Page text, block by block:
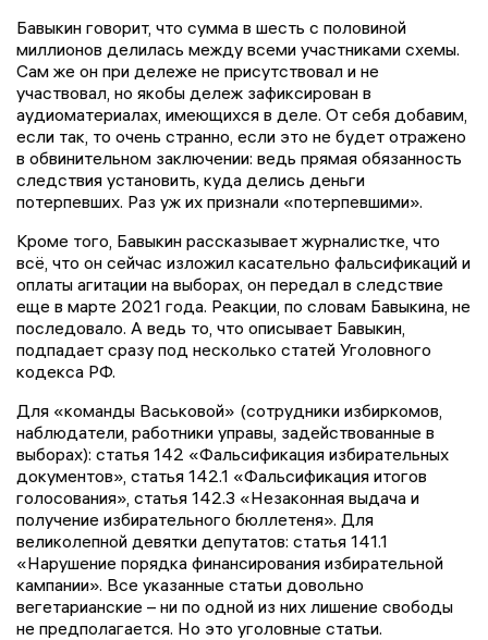
Бавыкин говорит, что сумма в шесть с половиной
миллионов делилась между всеми участниками схемы.
Сам же он при дележе не присутствовал и не
участвовал, но якобы дележ зафиксирован в
аудиоматериалах, имеющихся в деле. От себя добавим,
если так, то очень странно, если это не будет отражено
в обвинительном заключении: ведь прямая обязанность
следствия установить, куда делись деньги
потерпевших. Раз уж их признали «потерпевшими».
Кроме того, Бавыкин рассказывает журналистке, что
всё, что он сейчас изложил касательно фальсификаций и
оплаты агитации на выборах, он передал в следствие
еще в марте 2021 года. Реакции, по словам Бавыкина, не
последовало. А ведь то, что описывает Бавыкин,
подпадает сразу под несколько статей Уголовного
кодекса РФ.
Для «команды Васьковой» (сотрудники избиркомов,
наблюдатели, работники управы, задействованные в
выборах): статья 142 «Фальсификация избирательных
документов», статья 142.1 «Фальсификация итогов
голосования», статья 142.3 «Незаконная выдача и
получение избирательного бюллетеня». Для
великолепной девятки депутатов: статья 141.1
«Нарушение порядка финансирования избирательной
кампании». Все указанные статьи довольно
вегетарианские – ни по одной из них лишение свободы
не предполагается. Но это уголовные статьи.